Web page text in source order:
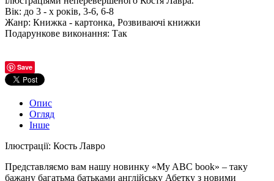
Вік: до 3 - х років, 3-6, 6-8
Жанр: Книжка - картонка, Розвиваючі книжки
Подарункове виконання: Так
Save
Опис
Огляд
Інше
Ілюстрації: Кость Лавро
Представляємо вам нашу новинку «My ABC book» – таку
бажану багатьма батьками англійську Абетку з новими